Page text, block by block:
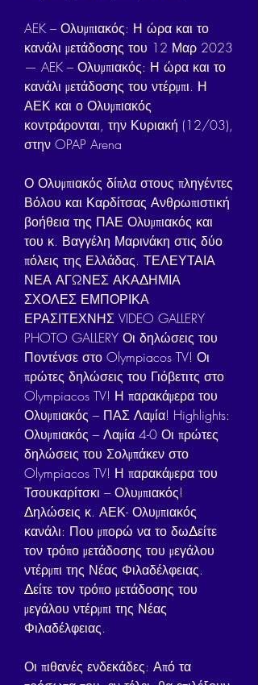
AEK – Ολυμπιακός: Η ώρα και το
κανάλι μετάδοσης του 12 Μαρ 2023
— AEK – Ολυμπιακός: Η ώρα και το
κανάλι μετάδοσης του ντέρμπι. Η
ΑΕΚ και ο Ολυμπιακός
κοντράρονται, την Κυριακή (12/03),
στην OPAP Arena
Ο Ολυμπιακός δίπλα στους πληγέντες
Βόλου και Καρδίτσας Ανθρωπιστική
βοήθεια της ΠΑΕ Ολυμπιακός και
του κ. Βαγγέλη Μαρινάκη στις δύο
πόλεις της Ελλάδας. ΤΕΛΕΥΤΑΙΑ
ΝΕΑ ΑΓΩΝΕΣ ΑΚΑΔΗΜΙΑ
ΣΧΟΛΕΣ ΕΜΠΟΡΙΚΑ
ΕΡΑΣΙΤΕΧΝΗΣ VIDEO GALLERY
PHOTO GALLERY Οι δηλώσεις του
Ποντένσε στο Olympiacos TV! Οι
πρώτες δηλώσεις του Γιόβετιτς στο
Olympiacos TV! Η παρακάμερα του
Ολυμπιακός – ΠΑΣ Λαμία! Highlights:
Ολυμπιακός – Λαμία 4-0 Οι πρώτες
δηλώσεις του Σολμπάκεν στο
Olympiacos TV! Η παρακάμερα του
Τσουκαρίτσκι – Ολυμπιακός​!
Δηλώσεις κ. ΑΕΚ- Ολυμπιακός
κανάλι: Που μπορώ να το δωΔείτε
τον τρόπο μετάδοσης του μεγάλου
ντέρμπι της Νέας Φιλαδέλφειας.
Δείτε τον τρόπο μετάδοσης του
μεγάλου ντέρμπι της Νέας
Φιλαδέλφειας.
Οι πιθανές ενδεκάδες: Από τα